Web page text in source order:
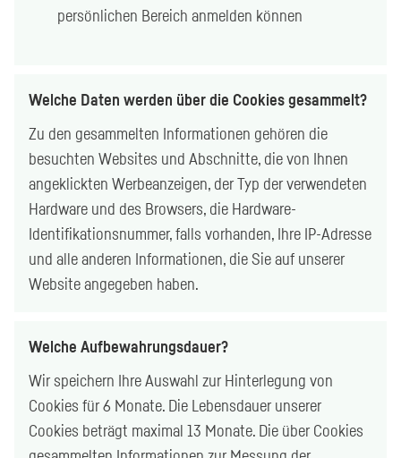
persönlichen Bereich anmelden können
Welche Daten werden über die Cookies gesammelt?
Zu den gesammelten Informationen gehören die
besuchten Websites und Abschnitte, die von Ihnen
angeklickten Werbeanzeigen, der Typ der verwendeten
Hardware und des Browsers, die Hardware-
Identifikationsnummer, falls vorhanden, Ihre IP-Adresse
und alle anderen Informationen, die Sie auf unserer
Website angegeben haben.
Welche Aufbewahrungsdauer?
Wir speichern Ihre Auswahl zur Hinterlegung von
Cookies für 6 Monate. Die Lebensdauer unserer
Cookies beträgt maximal 13 Monate. Die über Cookies